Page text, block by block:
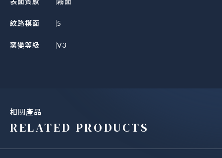
紋路模面 5
窯變等級 V3
相關產品
RELATED PRODUCTS